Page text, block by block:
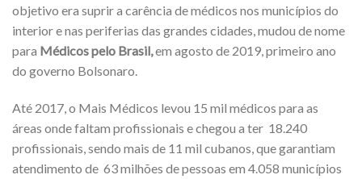
objetivo era suprir a carência de médicos nos municípios do
interior e nas periferias das grandes cidades, mudou de nome
para Médicos pelo Brasil,em agosto de 2019, primeiro ano
do governo Bolsonaro.
Até 2017, o Mais Médicos levou 15 mil médicos para as
áreas onde faltam profissionais e chegou a ter 18.240
profissionais, sendo mais de 11 mil cubanos, que garantiam
atendimento de 63 milhões de pessoas em 4.058 municípios